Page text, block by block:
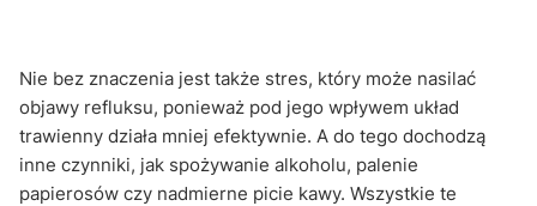
Nie bez znaczenia jest także stres, który może nasilać
objawy refluksu, ponieważ pod jego wpływem układ
trawienny działa mniej efektywnie. A do tego dochodzą
inne czynniki, jak spożywanie alkoholu, palenie
papierosów czy nadmierne picie kawy. Wszystkie te